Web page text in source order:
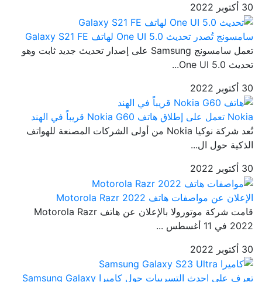
30 أكتوبر 2022
سامسونج تُصدر تحديث One UI 5.0 لهاتف Galaxy S21 FE
تعمل سامسونج Samsung على إصدار تحديث جديد ثابت وهو
تحديث One UI 5.0...
30 أكتوبر 2022
Nokia تعمل على إطلاق هاتف Nokia G60 قريباً في الهند
تُعد شركة نوكيا Nokia من أولى الشركات المصنعة للهواتف
الذكية حول ال...
30 أكتوبر 2022
الإعلان عن مواصفات هاتف Motorola Razr 2022
قامت شركة موتورولا بالإعلان عن هاتف Motorola Razr
2022 في 11 أغسطس ...
30 أكتوبر 2022
تعرف على احدث التسريبات حول كاميرا Samsung Galaxy